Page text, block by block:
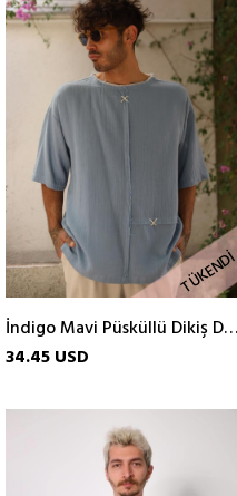
İndigo Mavi Püsküllü Dikiş Detaylı Erkek Tshirt
34.45 USD